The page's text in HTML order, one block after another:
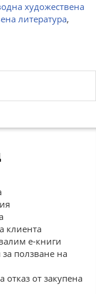
художествена
литература,
клиента
е-книги
ползване на
отказ от закупена